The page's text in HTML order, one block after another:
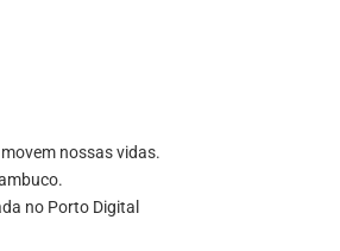
nossas vidas.
no Porto Digital